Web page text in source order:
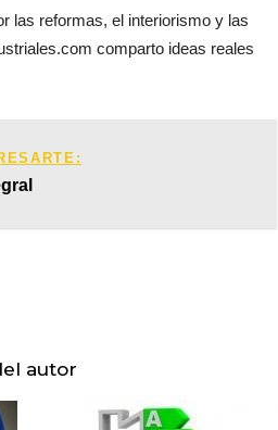
las reformas, el interiorismo y las
comparto ideas reales
autor